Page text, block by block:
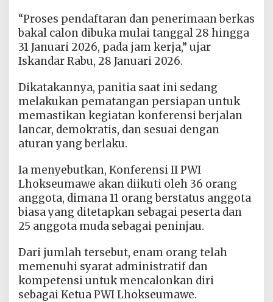
“Proses pendaftaran dan penerimaan berkas
bakal calon dibuka mulai tanggal 28 hingga
31 Januari 2026, pada jam kerja,” ujar
Iskandar Rabu, 28 Januari 2026.
Dikatakannya, panitia saat ini sedang
melakukan pematangan persiapan untuk
memastikan kegiatan konferensi berjalan
lancar, demokratis, dan sesuai dengan
aturan yang berlaku.
Ia menyebutkan, Konferensi II PWI
Lhokseumawe akan diikuti oleh 36 orang
anggota, dimana 11 orang berstatus anggota
biasa yang ditetapkan sebagai peserta dan
25 anggota muda sebagai peninjau.
Dari jumlah tersebut, enam orang telah
memenuhi syarat administratif dan
kompetensi untuk mencalonkan diri
sebagai Ketua PWI Lhokseumawe.